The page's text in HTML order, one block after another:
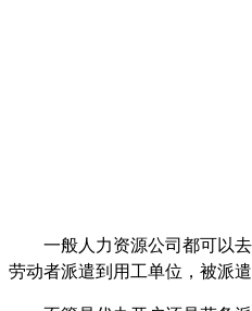
一般人力资源公司都可以
劳动者派遣到用工单位，被派